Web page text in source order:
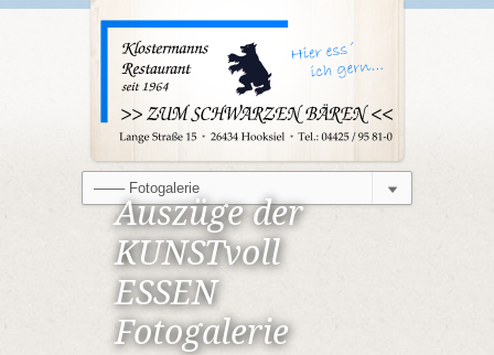
Auszüge der
KUNSTvoll
ESSEN
Fotogalerie